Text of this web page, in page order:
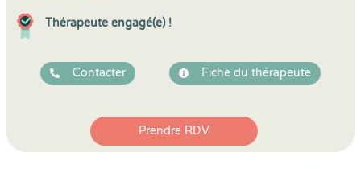
Thérapeute engagé(e) !
Contacter Fiche du thérapeute
Prendre RDV